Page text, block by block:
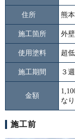
住所 熊
施工箇所 外
使用塗料 超
施工期間 ３
金額
な
施工前